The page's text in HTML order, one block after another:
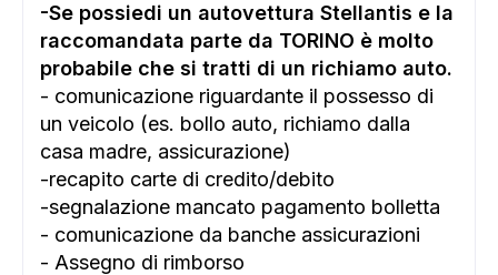
-Se possiedi un autovettura Stellantis e la
raccomandata parte da TORINO è molto
probabile che si tratti di un richiamo auto.
- comunicazione riguardante il possesso di
un veicolo (es. bollo auto, richiamo dalla
casa madre, assicurazione)
-recapito carte di credito/debito
-segnalazione mancato pagamento bolletta
- comunicazione da banche assicurazioni
- Assegno di rimborso